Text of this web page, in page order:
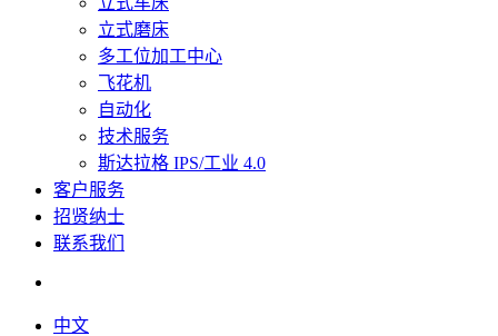
立式磨床
多工位加工中心
飞花机
自动化
技术服务
斯达拉格 IPS/工业 4.0
客户服务
招贤纳士
联系我们
中文